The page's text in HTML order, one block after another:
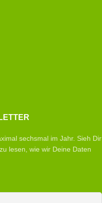
sechsmal im Jahr. Sieh Dir
lesen, wie wir Deine Daten